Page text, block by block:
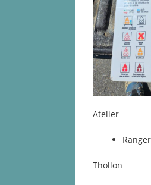
Atelier
Thollon